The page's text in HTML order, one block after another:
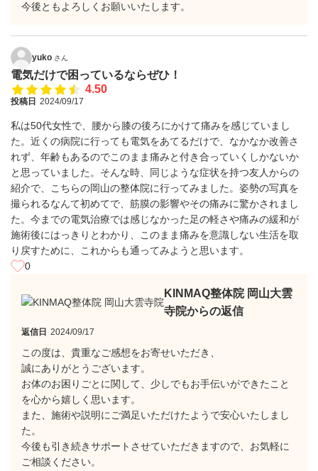
今後ともよろしくお願いいたします。
yuko さん
電気だけで困っているならぜひ！
4.50
投稿日 2024/09/17
私は50代女性で、腰から膝の後ろにかけて痛みを感じていまし
た。近くの病院に行っても電気をあてるだけで、なかなか改善さ
れず、年齢もあるのでこのまま痛みと付き合っていくしかないか
と思っていました。そんな時、同じような症状を持つ友人からの
紹介で、こちらの岡山の整体院に行ってみました。姿勢の写真を
撮られるなんて初めてで、筋膜の影響やその痛みに驚かされまし
た。今までの電気治療では感じなかった足の軽さや痛みの緩和が
施術後にはっきりとわかり、このまま痛みを意識しない生活を取
り戻すために、これからも通ってみようと思います。
0
KINMAQ整体院 岡山大雲
寺院からの返信
返信日 2024/09/17
この度は、貴重なご感想をお寄せいただき、
誠にありがとうございます。
お体のお困りごとに関して、少しでもお手伝いができたこと
を心から嬉しく思います。
また、施術や説明にご満足いただけたようで安心いたしまし
た。
今後も引き続きサポートさせていただきますので、お気軽に
ご相談ください。